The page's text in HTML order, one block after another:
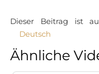
Dieser Beitrag ist
Deutsch
Ähnliche